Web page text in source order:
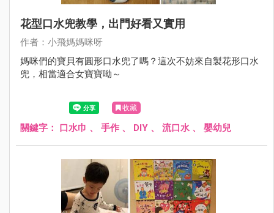
花型口水兜教學，出門好看又實用
作者：小飛媽媽咪呀
媽咪們的寶貝有圓形口水兜了嗎？這次不妨來自製花形口水
兜，相當適合女寶寶呦～
收藏
關鍵字： 口水巾 、 手作 、 DIY 、 流口水 、 嬰幼兒